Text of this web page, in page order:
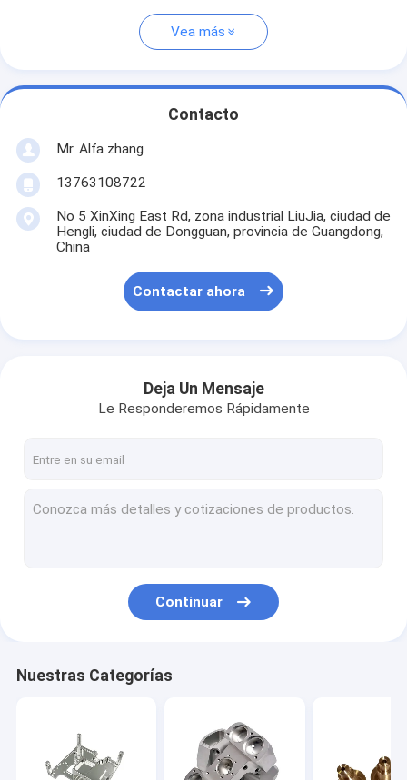
Vea más
Contacto
Mr. Alfa zhang
13763108722
No 5 XinXing East Rd, zona industrial LiuJia, ciudad de
Hengli, ciudad de Dongguan, provincia de Guangdong,
China
Contactar ahora
Deja Un Mensaje
Le Responderemos Rápidamente
Continuar
Nuestras Categorías